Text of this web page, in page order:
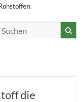
die